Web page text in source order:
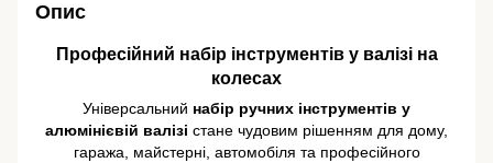
Опис
Професійний набір інструментів у валізі на
колесах
Універсальний набір ручних інструментів у
алюмінієвій валізі стане чудовим рішенням для дому,
гаража, майстерні, автомобіля та професійного